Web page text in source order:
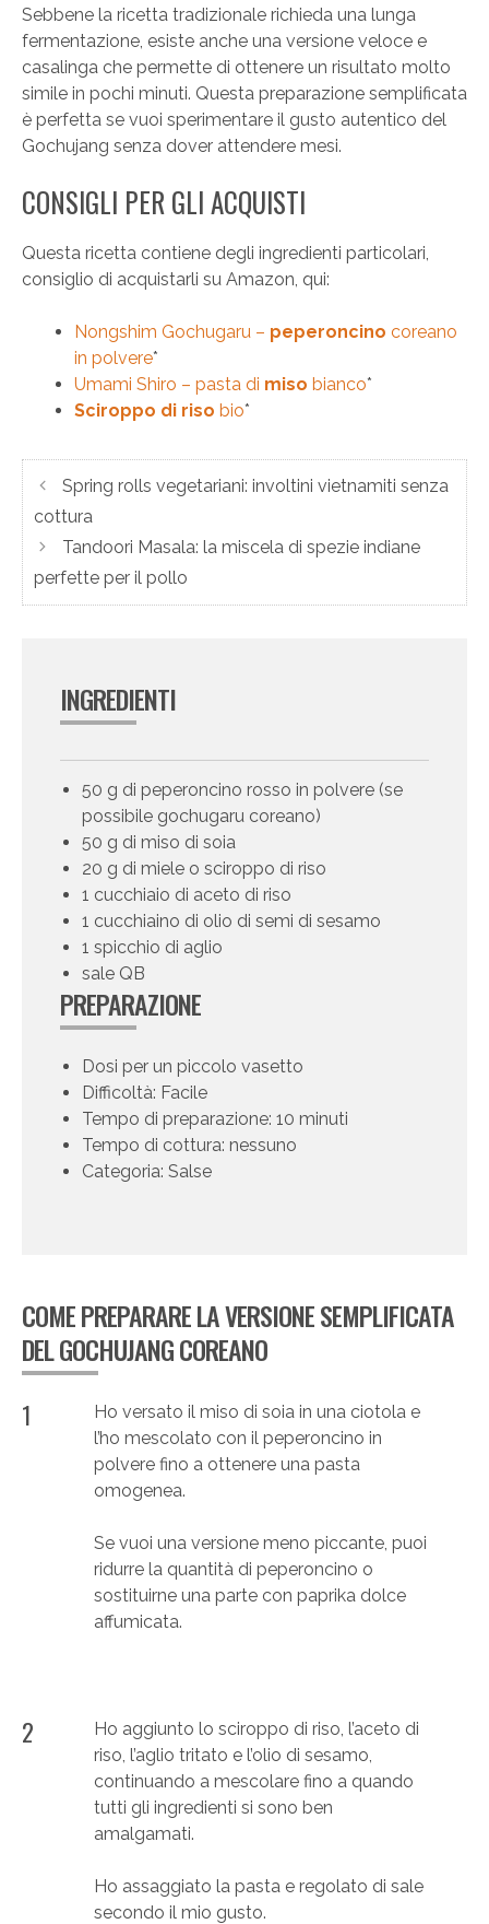
Sebbene la ricetta tradizionale richieda una lunga
fermentazione, esiste anche una versione veloce e
casalinga che permette di ottenere un risultato molto
simile in pochi minuti. Questa preparazione semplificata
è perfetta se vuoi sperimentare il gusto autentico del
Gochujang senza dover attendere mesi.
CONSIGLI PER GLI ACQUISTI
Questa ricetta contiene degli ingredienti particolari,
consiglio di acquistarli su Amazon, qui:
Nongshim Gochugaru – peperoncino coreano
in polvere*
Umami Shiro – pasta di miso bianco*
Sciroppo di riso bio*
Spring rolls vegetariani: involtini vietnamiti senza
cottura
Tandoori Masala: la miscela di spezie indiane
perfette per il pollo
INGREDIENTI
50 g di peperoncino rosso in polvere (se
possibile gochugaru coreano)
50 g di miso di soia
20 g di miele o sciroppo di riso
1 cucchiaio di aceto di riso
1 cucchiaino di olio di semi di sesamo
1 spicchio di aglio
sale QB
PREPARAZIONE
Dosi per un piccolo vasetto
Difficoltà: Facile
Tempo di preparazione: 10 minuti
Tempo di cottura: nessuno
Categoria: Salse
COME PREPARARE LA VERSIONE SEMPLIFICATA
DEL GOCHUJANG COREANO
1
Ho versato il miso di soia in una ciotola e
l’ho mescolato con il peperoncino in
polvere fino a ottenere una pasta
omogenea.
Se vuoi una versione meno piccante, puoi
ridurre la quantità di peperoncino o
sostituirne una parte con paprika dolce
affumicata.
2
Ho aggiunto lo sciroppo di riso, l’aceto di
riso, l’aglio tritato e l’olio di sesamo,
continuando a mescolare fino a quando
tutti gli ingredienti si sono ben
amalgamati.
Ho assaggiato la pasta e regolato di sale
secondo il mio gusto.